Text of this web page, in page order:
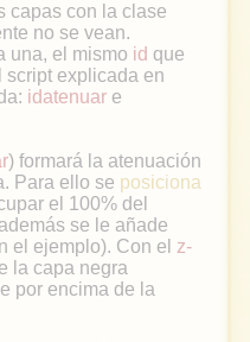
capas con la clase
no se vean.
una, el mismo id que
script explicada en
idatenuar e
) formará la atenuación
Para ello se posiciona
el 100% del
se le añade
el ejemplo). Con el z-
la capa negra
por encima de la